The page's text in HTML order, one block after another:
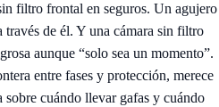
filtro frontal en seguros. Un agujero
través de él. Y una cámara sin filtro
aunque “solo sea un momento”.
entre fases y protección, merece
sobre cuándo llevar gafas y cuándo